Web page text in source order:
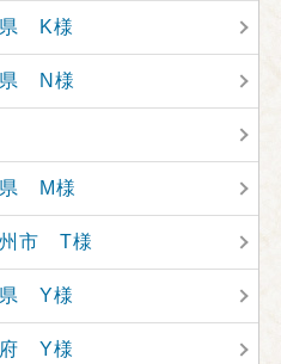
県 K様
県 N様
県 M様
州市 T様
県 Y様
府 Y様